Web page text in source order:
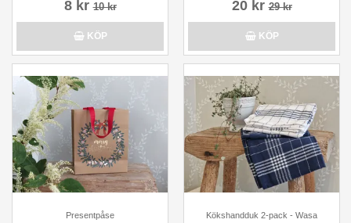
8 kr10 kr
KÖP
20 kr29 kr
KÖP
Presentpåse
Kökshandduk 2-pack - Wasa